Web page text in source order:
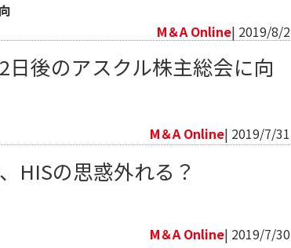
M＆A Online| 2019/8/2
後のアスクル株主総会に向
M＆A Online| 2019/7/31
HISの思惑外れる？
M＆A Online| 2019/7/30